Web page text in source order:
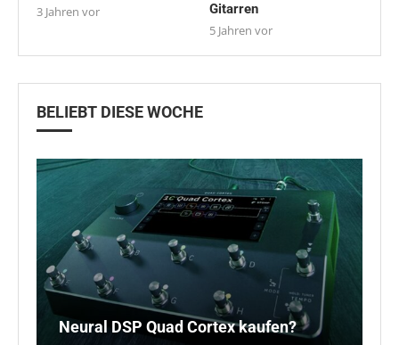
3 Jahren vor
Gitarren
5 Jahren vor
BELIEBT DIESE WOCHE
Neural DSP Quad Cortex kaufen?